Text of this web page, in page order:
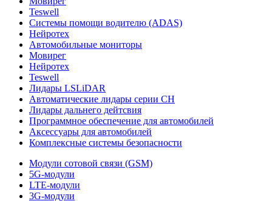
Teswell
Системы помощи водителю (ADAS)
Нейротех
Автомобильные мониторы
Мовирег
Нейротех
Teswell
Лидары LSLiDAR
Автоматические лидары серии CH
Лидары дальнего дейтсвия
Программное обеспечение для автомобилей
Аксессуары для автомобилей
Комплексные системы безопасности
Модули сотовой связи (GSM)
5G-модули
LTE-модули
3G-модули